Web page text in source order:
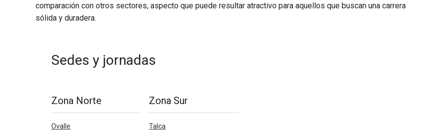
comparación con otros sectores, aspecto que puede resultar atractivo para aquellos que buscan una carrera
sólida y duradera.
Sedes y jornadas
Zona Norte
Ovalle
Zona Sur
Talca